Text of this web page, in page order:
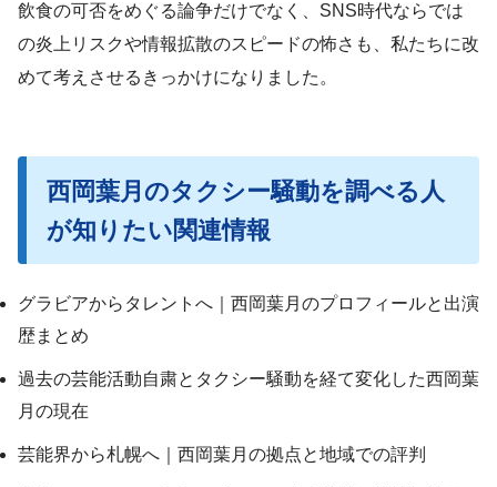
飲食の可否をめぐる論争だけでなく、SNS時代ならでは
の炎上リスクや情報拡散のスピードの怖さも、私たちに改
めて考えさせるきっかけになりました。
西岡葉月のタクシー騒動を調べる人
が知りたい関連情報
グラビアからタレントへ｜西岡葉月のプロフィールと出演
歴まとめ
過去の芸能活動自粛とタクシー騒動を経て変化した西岡葉
月の現在
芸能界から札幌へ｜西岡葉月の拠点と地域での評判